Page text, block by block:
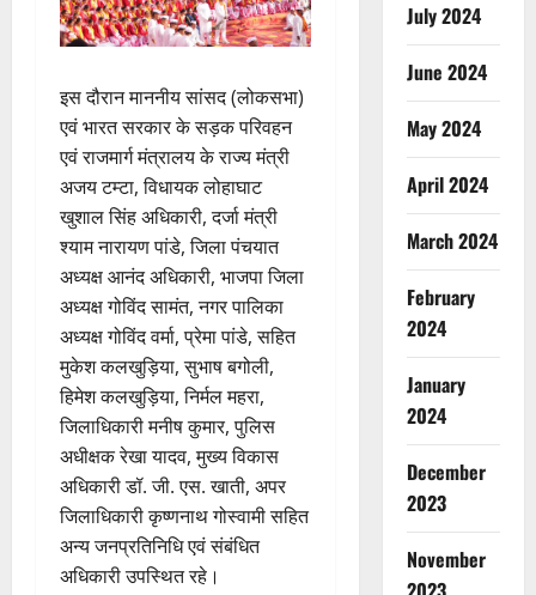
इस दौरान माननीय सांसद (लोकसभा)
एवं भारत सरकार के सड़क परिवहन
एवं राजमार्ग मंत्रालय के राज्य मंत्री
अजय टम्टा, विधायक लोहाघाट
खुशाल सिंह अधिकारी, दर्जा मंत्री
श्याम नारायण पांडे, जिला पंचयात
अध्यक्ष आनंद अधिकारी, भाजपा जिला
अध्यक्ष गोविंद सामंत, नगर पालिका
अध्यक्ष गोविंद वर्मा, प्रेमा पांडे, सहित
मुकेश कलखुड़िया, सुभाष बगोली,
हिमेश कलखुड़िया, निर्मल महरा,
जिलाधिकारी मनीष कुमार, पुलिस
अधीक्षक रेखा यादव, मुख्य विकास
अधिकारी डॉ. जी. एस. खाती, अपर
जिलाधिकारी कृष्णनाथ गोस्वामी सहित
अन्य जनप्रतिनिधि एवं संबंधित
अधिकारी उपस्थित रहे।
July 2024
June 2024
May 2024
April 2024
March 2024
February
2024
January
2024
December
2023
November